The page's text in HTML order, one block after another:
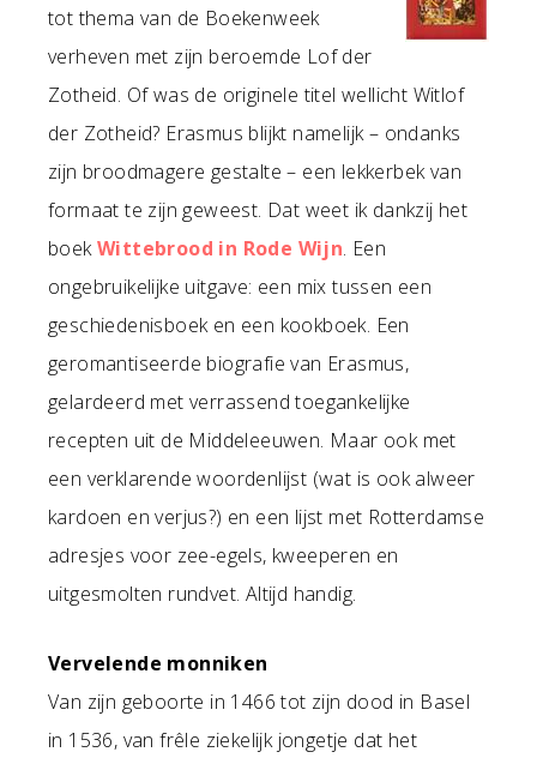
tot thema van de Boekenweek
verheven met zijn beroemde Lof der
Zotheid. Of was de originele titel wellicht Witlof
der Zotheid? Erasmus blijkt namelijk – ondanks
zijn broodmagere gestalte – een lekkerbek van
formaat te zijn geweest. Dat weet ik dankzij het
boekWittebrood in Rode Wijn. Een
ongebruikelijke uitgave: een mix tussen een
geschiedenisboek en een kookboek. Een
geromantiseerde biografie van Erasmus,
gelardeerd met verrassend toegankelijke
recepten uit de Middeleeuwen. Maar ook met
een verklarende woordenlijst (wat is ook alweer
kardoen en verjus?) en een lijst met Rotterdamse
adresjes voor zee-egels, kweeperen en
uitgesmolten rundvet. Altijd handig.
Vervelende monniken
Van zijn geboorte in 1466 tot zijn dood in Basel
in 1536, van frêle ziekelijk jongetje dat het